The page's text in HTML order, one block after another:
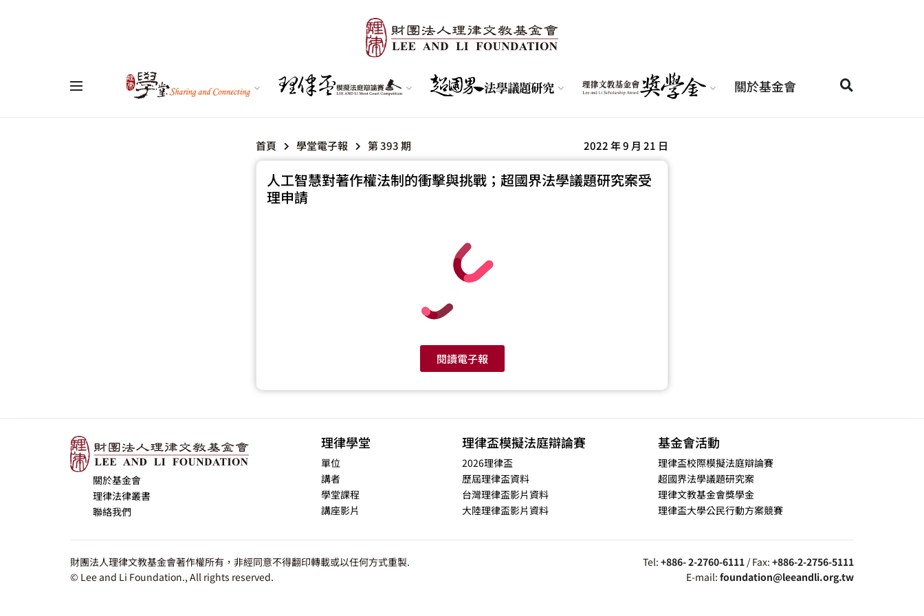
關於基金會
首頁 學堂電子報 第 393 期 2022 年 9 月 21 日
人工智慧對著作權法制的衝擊與挑戰；超國界法學議題研究案受
理申請
閱讀電子報
關於基金會
理律法律叢書
聯絡我們
理律學堂
單位
講者
學堂課程
講座影片
理律盃模擬法庭辯論賽
2026理律盃
歷屆理律盃資料
台灣理律盃影片資料
大陸理律盃影片資料
基金會活動
理律盃校際模擬法庭辯論賽
超國界法學議題研究案
理律文教基金會獎學金
理律盃大學公民行動方案競賽
財團法人理律文教基金會著作權所有，非經同意不得翻印轉載或以任何方式重製.
© Lee and Li Foundation., All rights reserved.
Tel: +886- 2-2760-6111 / Fax: +886-2-2756-5111
E-mail: foundation@leeandli.org.tw